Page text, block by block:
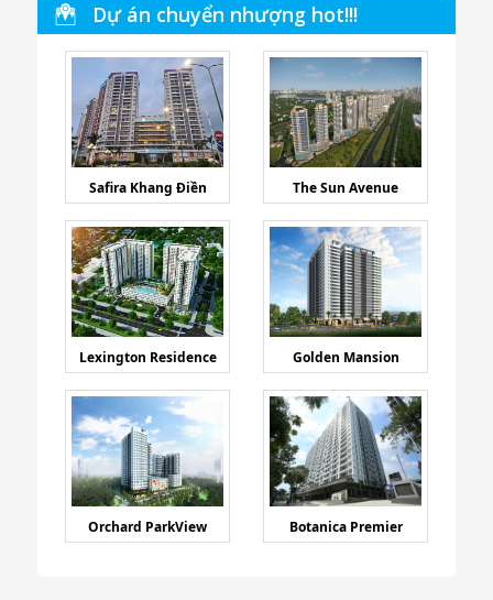
Dự án chuyển nhượng hot!!!
Safira Khang Điền The Sun Avenue
Lexington Residence Golden Mansion
Orchard ParkView Botanica Premier